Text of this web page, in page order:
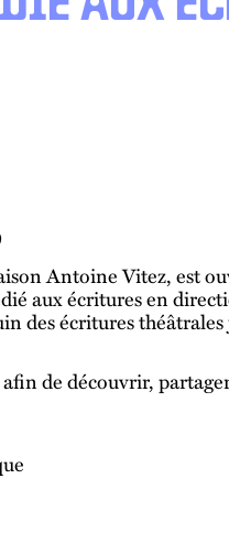
Antoine Vitez, est
aux écritures en
des écritures théâtrales
de découvrir,